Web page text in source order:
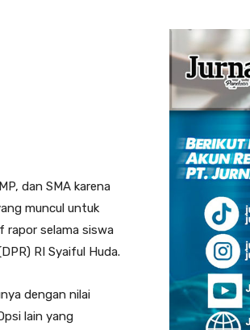
dan SMA karena
muncul untuk
rapor selama siswa
RI Syaiful Huda.
dengan nilai
lain yang